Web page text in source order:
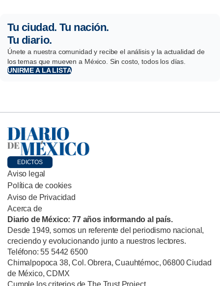
Tu ciudad. Tu nación.
Tu diario.
Únete a nuestra comunidad y recibe el análisis y la actualidad de
los temas que mueven a México. Sin costo, todos los días.
UNIRME A LA LISTA
EDICTOS
Aviso legal
Política de cookies
Aviso de Privacidad
Acerca de
Diario de México: 77 años informando al país.
Desde 1949, somos un referente del periodismo nacional,
creciendo y evolucionando junto a nuestros lectores.
Teléfono: 55 5442 6500
Chimalpopoca 38, Col. Obrera, Cuauhtémoc, 06800 Ciudad
de México, CDMX
Cumple los criterios de The Trust Project